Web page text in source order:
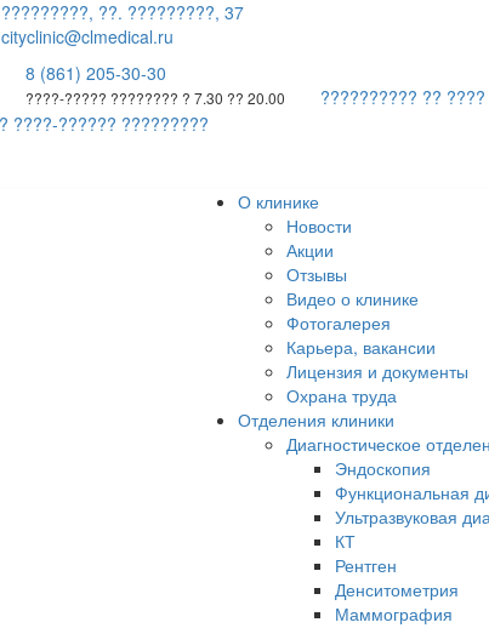
?????????, ??. ?????????, 37
cityclinic@clmedical.ru
8 (861) 205-30-30
????-????? ???????? ? 7.30 ?? 20.00 ?????????? ?? ????
О клинике
Новости
Акции
Отзывы
Видео о клинике
Фотогалерея
Карьера, вакансии
Лицензия и документы
Охрана труда
Отделения клиники
Диагностическое
Эндоскопия
Функциональная
Ультразвуковая
КТ
Рентген
Денситометрия
Маммография